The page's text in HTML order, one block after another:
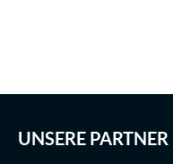
UNSERE PARTNER